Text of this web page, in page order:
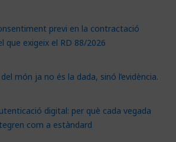
previ en la contractació
que exigeix el RD 88/2026
món ja no és la dada, sinó l’evidència.
digital: per què cada vegada
com a estàndard